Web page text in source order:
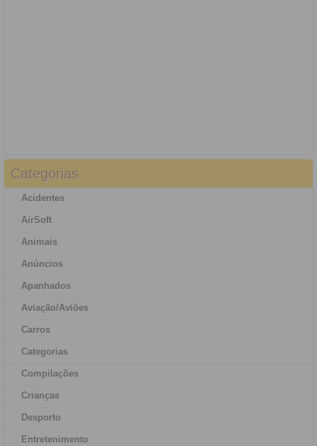
Categorias
Acidentes
AirSoft
Animais
Anúncios
Apanhados
Aviação/Aviões
Carros
Categorias
Compilações
Crianças
Desporto
Entretenimento